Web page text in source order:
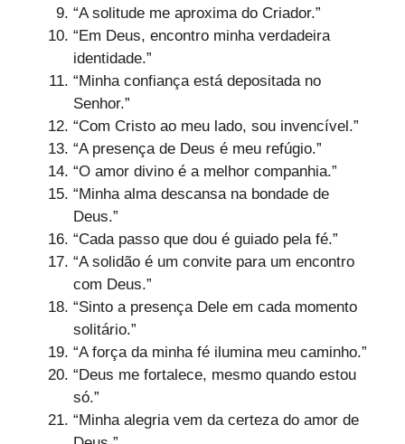
“A solitude me aproxima do Criador.”
“Em Deus, encontro minha verdadeira
identidade.”
“Minha confiança está depositada no
Senhor.”
“Com Cristo ao meu lado, sou invencível.”
“A presença de Deus é meu refúgio.”
“O amor divino é a melhor companhia.”
“Minha alma descansa na bondade de
Deus.”
“Cada passo que dou é guiado pela fé.”
“A solidão é um convite para um encontro
com Deus.”
“Sinto a presença Dele em cada momento
solitário.”
“A força da minha fé ilumina meu caminho.”
“Deus me fortalece, mesmo quando estou
só.”
“Minha alegria vem da certeza do amor de